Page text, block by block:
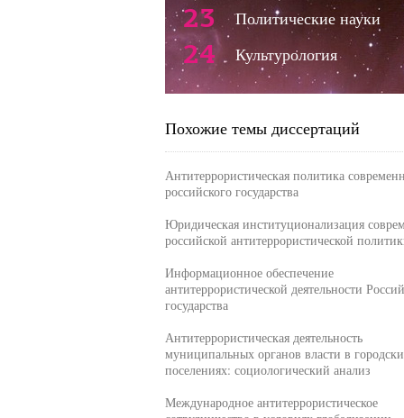
23 Политические науки
24 Культурология
Похожие темы диссертаций
Антитеррористическая политика
российского государства
Юридическая институционализация
российской антитеррористической
Информационное обеспечение
антитеррористической деятельности
государства
Антитеррористическая деятельность
муниципальных органов власти в
поселениях: социологический анализ
Международное антитеррористическое